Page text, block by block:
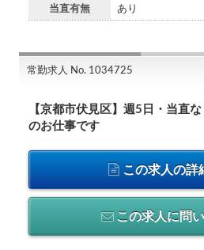
当直有無 あり
常勤求人 No. 1034725
【京都市伏見区】週5日・当直
のお仕事です
この求人の詳
この求人に問